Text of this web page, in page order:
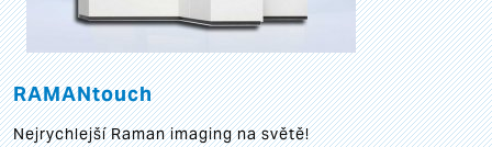
RAMANtouch
Nejrychlejší Raman imaging na světě!